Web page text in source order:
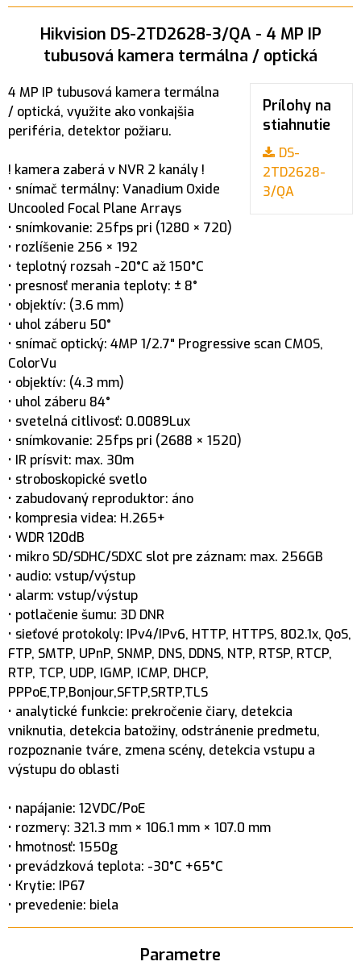
Hikvision DS-2TD2628-3/QA - 4 MP IP
tubusová kamera termálna / optická
Prílohy na
stiahnutie
DS-
2TD2628-
3/QA
4 MP IP tubusová kamera termálna
/ optická, využite ako vonkajšia
periféria, detektor požiaru.
! kamera zaberá v NVR 2 kanály !
• snímač termálny: Vanadium Oxide
Uncooled Focal Plane Arrays
• snímkovanie: 25fps pri (1280 × 720)
• rozlíšenie 256 × 192
• teplotný rozsah -20°C až 150°C
• presnosť merania teploty: ± 8°
• objektív: (3.6 mm)
• uhol záberu 50°
• snímač optický: 4MP 1/2.7" Progressive scan CMOS,
ColorVu
• objektív: (4.3 mm)
• uhol záberu 84°
• svetelná citlivosť: 0.0089Lux
• snímkovanie: 25fps pri (2688 × 1520)
• IR prísvit: max. 30m
• stroboskopické svetlo
• zabudovaný reproduktor: áno
• kompresia videa: H.265+
• WDR 120dB
• mikro SD/SDHC/SDXC slot pre záznam: max. 256GB
• audio: vstup/výstup
• alarm: vstup/výstup
• potlačenie šumu: 3D DNR
• sieťové protokoly: IPv4/IPv6, HTTP, HTTPS, 802.1x, QoS,
FTP, SMTP, UPnP, SNMP, DNS, DDNS, NTP, RTSP, RTCP,
RTP, TCP, UDP, IGMP, ICMP, DHCP,
PPPoE,TP,Bonjour,SFTP,SRTP,TLS
• analytické funkcie: prekročenie čiary, detekcia
vniknutia, detekcia batožiny, odstránenie predmetu,
rozpoznanie tváre, zmena scény, detekcia vstupu a
výstupu do oblasti
• napájanie: 12VDC/PoE
• rozmery: 321.3 mm × 106.1 mm × 107.0 mm
• hmotnosť: 1550g
• prevádzková teplota: -30°C +65°C
• Krytie: IP67
• prevedenie: biela
Parametre